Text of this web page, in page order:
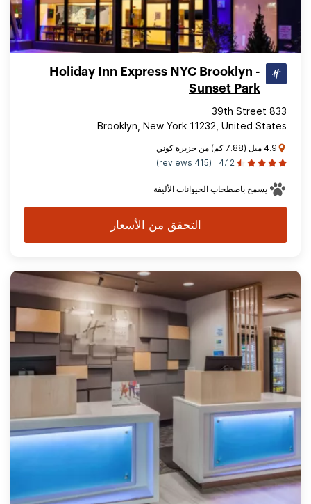
Holiday Inn Express NYC Brooklyn -
Sunset Park
833 39th Street
Brooklyn, New York 11232, United States
4.9 ميل (7.88 كم) من جزيرة كوني
4.12
(415 reviews)
يسمح باصطحاب الحيوانات الأليفة
التحقق من الأسعار